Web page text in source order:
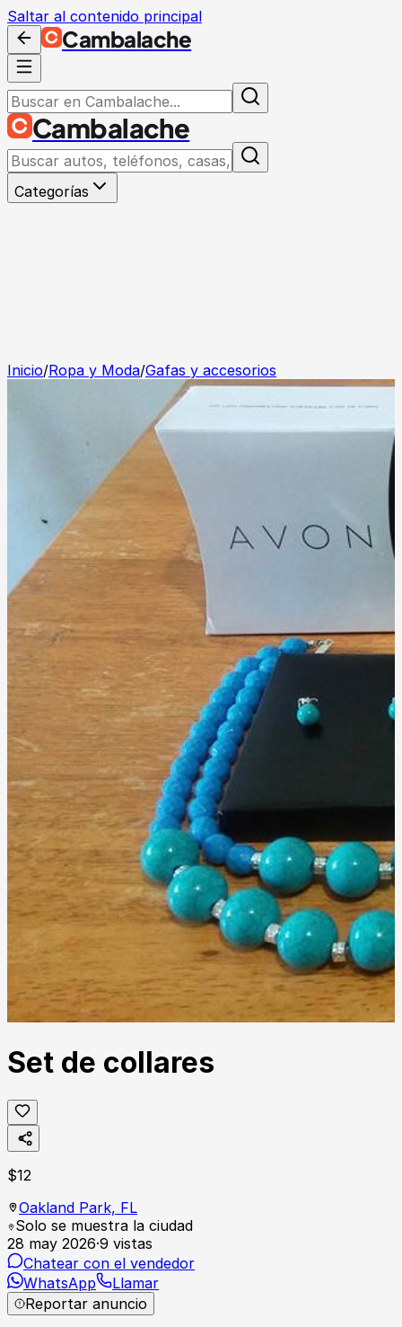
Saltar al contenido principal
Cambalache
Cambalache
Categorías
Inicio/Ropa y Moda/Gafas y accesorios
Set de collares
$12
Oakland Park, FL
Solo se muestra la ciudad
28 may 2026·9 vistas
Chatear con el vendedor
WhatsApp
Llamar
Reportar anuncio